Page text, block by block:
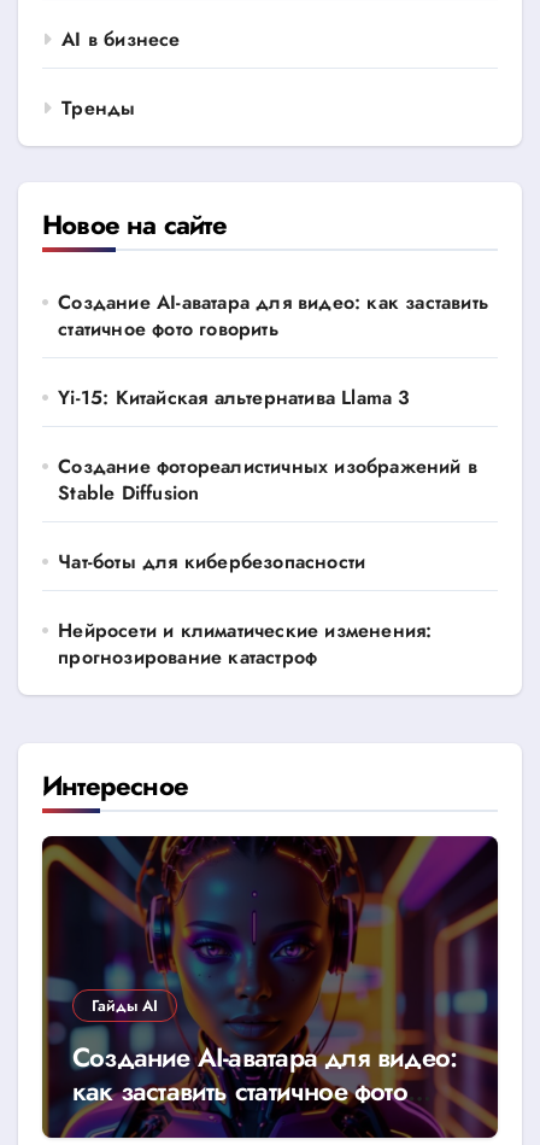
AI в бизнесе
Тренды
Новое на сайте
Создание AI-аватара для видео: как заставить
статичное фото говорить
Yi-15: Китайская альтернатива Llama 3
Создание фотореалистичных изображений в
Stable Diffusion
Чат-боты для кибербезопасности
Нейросети и климатические изменения:
прогнозирование катастроф
Интересное
Гайды AI
Создание AI-аватара для видео:
как заставить статичное фото
говорить